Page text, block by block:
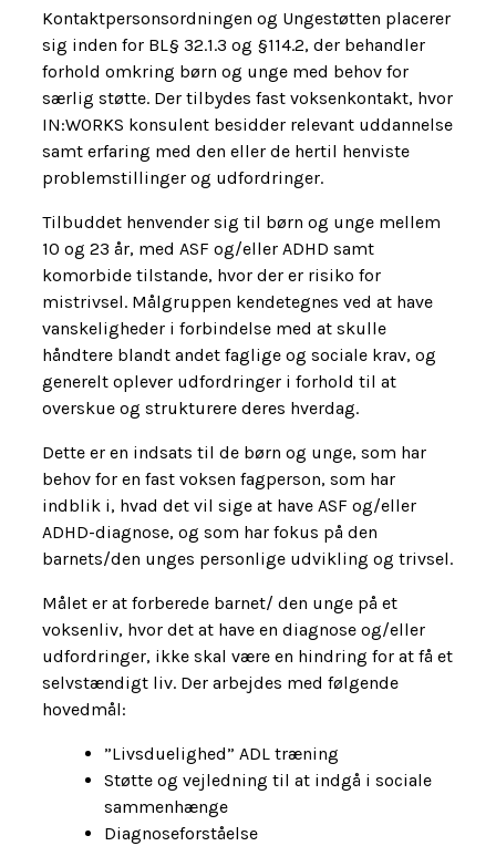
Kontaktpersonsordningen og Ungestøtten placerer
sig inden for BL§ 32.1.3 og §114.2, der behandler
forhold omkring børn og unge med behov for
særlig støtte. Der tilbydes fast voksenkontakt, hvor
IN:WORKS konsulent besidder relevant uddannelse
samt erfaring med den eller de hertil henviste
problemstillinger og udfordringer.
Tilbuddet henvender sig til børn og unge mellem
10 og 23 år, med ASF og/eller ADHD samt
komorbide tilstande, hvor der er risiko for
mistrivsel. Målgruppen kendetegnes ved at have
vanskeligheder i forbindelse med at skulle
håndtere blandt andet faglige og sociale krav, og
generelt oplever udfordringer i forhold til at
overskue og strukturere deres hverdag.
Dette er en indsats til de børn og unge, som har
behov for en fast voksen fagperson, som har
indblik i, hvad det vil sige at have ASF og/eller
ADHD-diagnose, og som har fokus på den
barnets/den unges personlige udvikling og trivsel.
Målet er at forberede barnet/ den unge på et
voksenliv, hvor det at have en diagnose og/eller
udfordringer, ikke skal være en hindring for at få et
selvstændigt liv. Der arbejdes med følgende
hovedmål:
”Livsduelighed” ADL træning
Støtte og vejledning til at indgå i sociale
sammenhænge
Diagnoseforståelse